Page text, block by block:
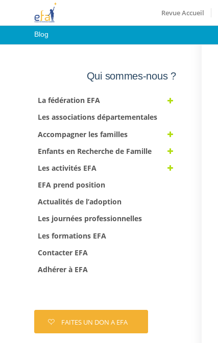
Revue Accueil
Blog
Qui sommes-nous ?
La fédération EFA
Les associations départementales
Accompagner les familles
Enfants en Recherche de Famille
Les activités EFA
EFA prend position
Actualités de l’adoption
Les journées professionnelles
Les formations EFA
Contacter EFA
Adhérer à EFA
FAITES UN DON A EFA